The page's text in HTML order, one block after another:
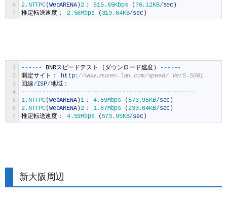
6
7
2.NTTPC(WebARENA)2： 615.65Kbps ( 76.12KB/sec )
推定転送速度：
2.56Mbps ( 319.64KB/sec)
1
2
3
4
5
6
7
-- ---- BNRスピードテスト (ダウンロード速度 ) -- -- --
測定サイト：
http://www.musen-lan.com/speed/ Ver5.5001
回線/ISP/地域：
-- ---- -- -- ---- -- -- -- -- -- -- -- -- -- ---- -- -- ---- -- -- --
1.NTTPC(WebARENA)1： 4.59Mbps ( 573.95KB/sec )
2.NTTPC(WebARENA)2： 1.87Mbps (233.64KB/sec )
推定転送速度：
4.59Mbps ( 573.95KB/sec)
新大阪周辺